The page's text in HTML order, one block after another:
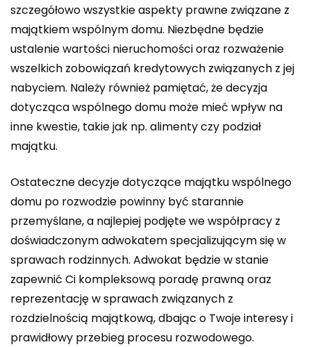
szczegółowo wszystkie aspekty prawne związane z
majątkiem wspólnym domu. Niezbędne będzie
ustalenie wartości nieruchomości oraz rozważenie
wszelkich zobowiązań kredytowych związanych z jej
nabyciem. Należy również pamiętać, że decyzja
dotycząca wspólnego domu może mieć wpływ na
inne kwestie, takie jak np. alimenty czy podział
majątku.
Ostateczne decyzje dotyczące majątku wspólnego
domu po rozwodzie powinny być starannie
przemyślane, a najlepiej podjęte we współpracy z
doświadczonym adwokatem specjalizującym się w
sprawach rodzinnych. Adwokat będzie w stanie
zapewnić Ci kompleksową poradę prawną oraz
reprezentację w sprawach związanych z
rozdzielnością majątkową, dbając o Twoje interesy i
prawidłowy przebieg procesu rozwodowego.